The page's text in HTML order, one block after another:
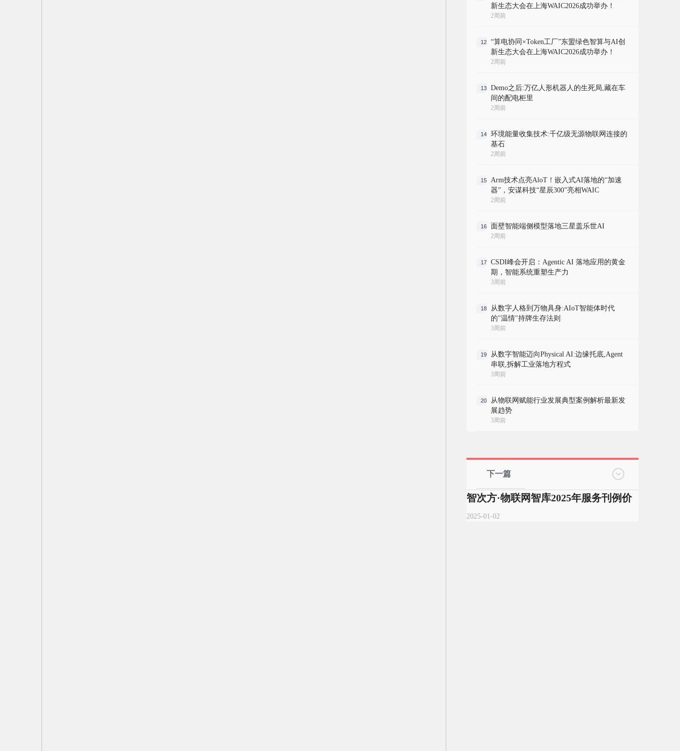
新生态大会在上海WAIC2026成功举办！
2周前
12
“算电协同×Token工厂”东盟绿色智算与AI创
新生态大会在上海WAIC2026成功举办！
2周前
13
Demo之后:万亿人形机器人的生死局,藏在车
间的配电柜里
2周前
14
环境能量收集技术:千亿级无源物联网连接的
基石
2周前
15
Arm技术点亮AloT！嵌入式AI落地的“加速
器”，安谋科技“星辰300”亮相WAIC
2周前
16 面壁智能端侧模型落地三星盖乐世AI
2周前
17
CSDI峰会开启：Agentic AI 落地应用的黄金
期，智能系统重塑生产力
3周前
18
从数字人格到万物具身:AIoT智能体时代
的"温情"持牌生存法则
3周前
19
从数字智能迈向Physical AI:边缘托底,Agent
串联,拆解工业落地方程式
3周前
20
从物联网赋能行业发展典型案例解析最新发
展趋势
3周前
下一篇
智次方·物联网智库2025年服务刊例价
2025-01-02